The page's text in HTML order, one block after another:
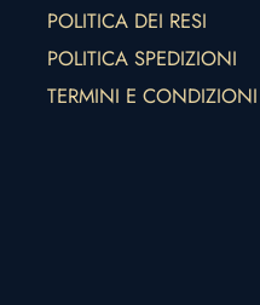
POLITICA DEI RESI
POLITICA SPEDIZIONI
TERMINI E